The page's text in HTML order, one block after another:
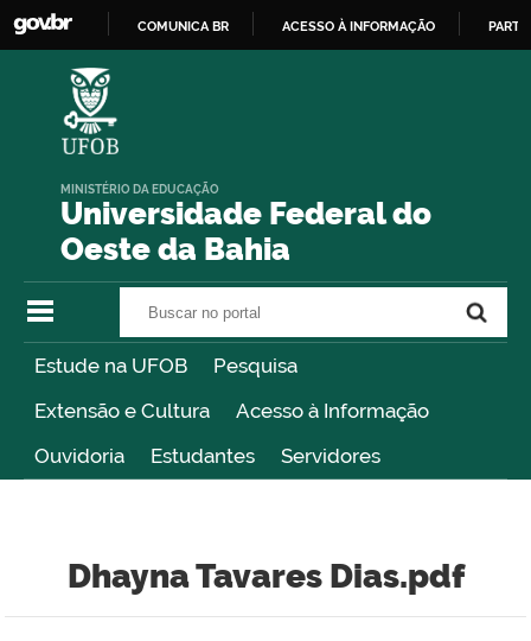
COMUNICA BR ACESSO À INFORMAÇÃO
Universidade Federal do
Oeste da Bahia
MINISTÉRIO DA EDUCAÇÃO
Estude na UFOB
Pesquisa
Extensão e Cultura
Acesso à Informação
Ouvidoria
Estudantes Servidores
Dhayna Tavares Dias.pdf